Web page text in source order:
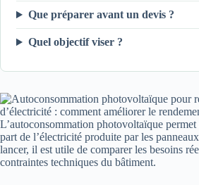
Que préparer avant un devis ?
Quel objectif viser ?
L’autoconsommation photovoltaïque
part de l’électricité produite par les
lancer, il est utile de comparer les besoins
contraintes techniques du bâtiment.